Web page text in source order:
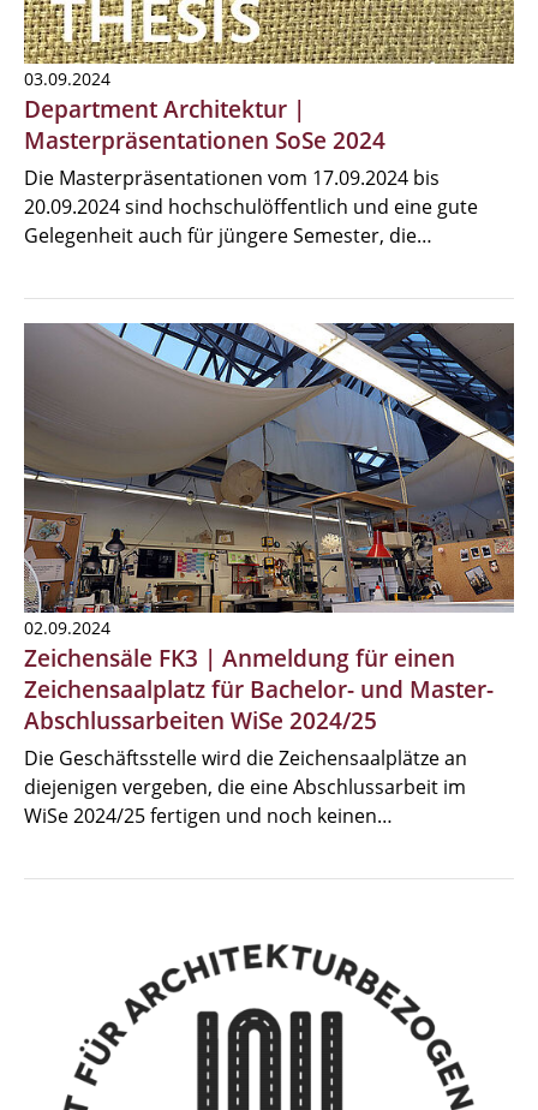
03.09.2024
Department Architektur |
Masterpräsentationen SoSe 2024
Die Masterpräsentationen vom 17.09.2024 bis
20.09.2024 sind hochschulöffentlich und eine gute
Gelegenheit auch für jüngere Semester, die…
02.09.2024
Zeichensäle FK3 | Anmeldung für einen
Zeichensaalplatz für Bachelor- und Master-
Abschlussarbeiten WiSe 2024/25
Die Geschäftsstelle wird die Zeichensaalplätze an
diejenigen vergeben, die eine Abschlussarbeit im
WiSe 2024/25 fertigen und noch keinen…